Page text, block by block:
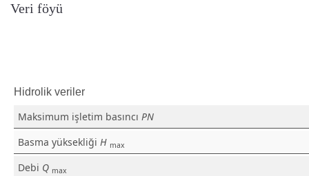
Veri föyü
Hidrolik veriler
Maksimum işletim basıncı PN
Basma yüksekliği H max
Debi Q max